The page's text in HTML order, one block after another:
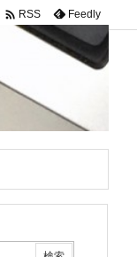
 RSS Feedly